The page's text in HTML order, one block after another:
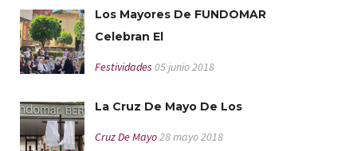
Los Mayores De FUNDOMAR
Celebran El
Festividades 05 junio 2018
La Cruz De Mayo De Los
Cruz De Mayo28 mayo 2018